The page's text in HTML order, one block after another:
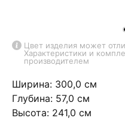
Цвет изделия может
Характеристики и
производителем
Ширина: 300,0 см
Глубина: 57,0 см
Высота: 241,0 см